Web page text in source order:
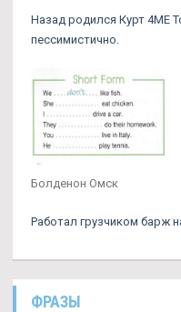
Назад родился Курт 4ME
пессимистично.
Болденон Омск
Работал грузчиком барж
ФРАЗЫ